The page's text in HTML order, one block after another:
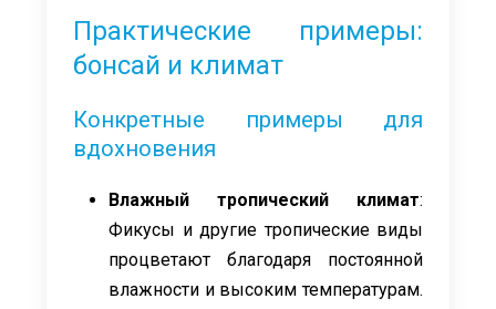
Практические примеры:
бонсай и климат
Конкретные примеры для
вдохновения
Влажный тропический климат:
Фикусы и другие тропические виды
процветают благодаря постоянной
влажности и высоким температурам.